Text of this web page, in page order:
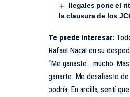
Ilegales pone el
la clausura de los
Te puede interesar:
Rafael Nadal en su
“Me ganaste… mucho.
ganarte. Me desafiaste de
podría. En arcilla, sentí